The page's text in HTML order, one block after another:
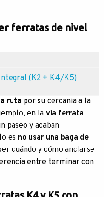
ferratas de nivel
(K2 + K4/K5)
ruta por su cercanía a la
en la vía ferrata
paseo y acaban
es no usar una baga de
cuándo y cómo anclarse
entre terminar con